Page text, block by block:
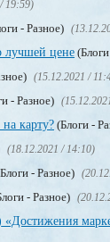
19:59)
- Разное)
лучшей цене
(15.12.2021 /
- Разное)
карту? (Блоги -
(18.12.2021 / 14:10)
- Разное)
- Разное)